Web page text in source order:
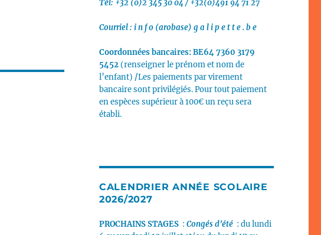
Tél: +32 (0)2 345 30 04 / +32(0)491 94 71 27
Courriel : i n f o (arobase) g a l i p e t t e . b e
Coordonnées bancaires:BE64 7360 3179
5452(renseigner le prénom et nom de
l’enfant) /Les paiements par virement
bancaire sont privilégiés.Pour tout paiement
en espèces supérieur à 100€ un reçu sera
établi.
CALENDRIER ANNÉE SCOLAIRE
2026/2027
PROCHAINS STAGES: Congés d’été : du lundi